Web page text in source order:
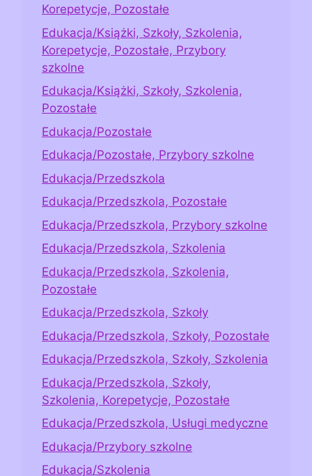
Korepetycje, Pozostałe
Edukacja/Książki, Szkoły, Szkolenia,
Korepetycje, Pozostałe, Przybory
szkolne
Edukacja/Książki, Szkoły, Szkolenia,
Pozostałe
Edukacja/Pozostałe
Edukacja/Pozostałe, Przybory szkolne
Edukacja/Przedszkola
Edukacja/Przedszkola, Pozostałe
Edukacja/Przedszkola, Przybory szkolne
Edukacja/Przedszkola, Szkolenia
Edukacja/Przedszkola, Szkolenia,
Pozostałe
Edukacja/Przedszkola, Szkoły
Edukacja/Przedszkola, Szkoły, Pozostałe
Edukacja/Przedszkola, Szkoły, Szkolenia
Edukacja/Przedszkola, Szkoły,
Szkolenia, Korepetycje, Pozostałe
Edukacja/Przedszkola, Usługi medyczne
Edukacja/Przybory szkolne
Edukacja/Szkolenia